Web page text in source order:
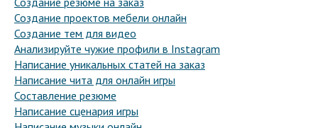
Создание проектов мебели онлайн
Создание тем для видео
Анализируйте чужие профили в Instagram
Написание уникальных статей на заказ
Написание чита для онлайн игры
Составление резюме
Написание сценария игры